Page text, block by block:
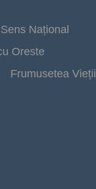
Sens Național
Oreste
Frumusetea Vieții